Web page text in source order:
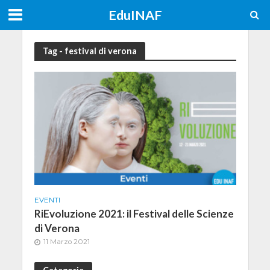
EduINAF
Tag - festival di verona
EVENTI
RiEvoluzione 2021: il Festival delle Scienze
di Verona
11 Marzo 2021